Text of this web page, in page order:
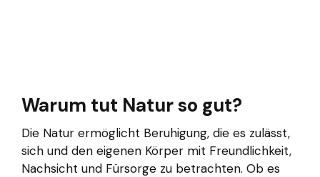
Warum tut Natur so gut?
Die Natur ermöglicht Beruhigung, die es zulässt,
sich und den eigenen Körper mit Freundlichkeit,
Nachsicht und Fürsorge zu betrachten. Ob es